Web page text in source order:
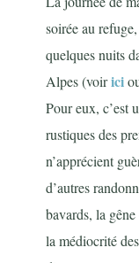
soirée au
quelques nuits
Alpes (voirici
Pour eux, c’est
rustiques des
n’apprécient
d’autres
bavards, la
la médiocrité